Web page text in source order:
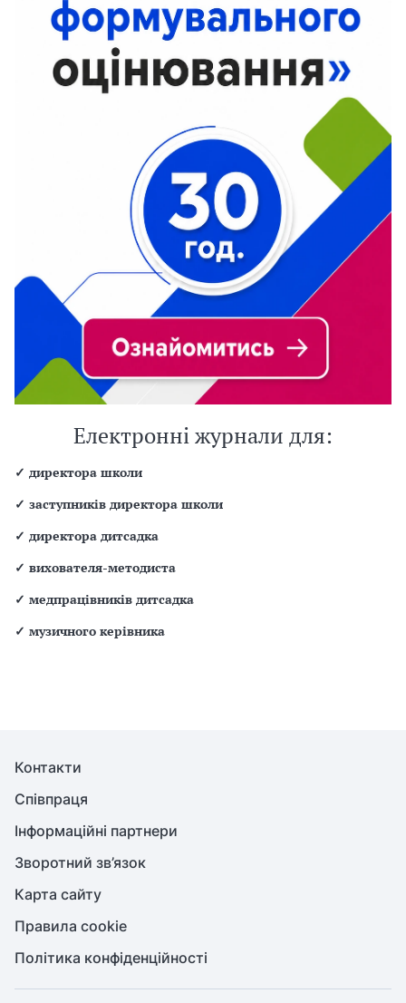
Електронні журнали для:
✓ директора школи
✓ заступників директора школи
✓ директора дитсадка
✓ вихователя-методиста
✓ медпрацівників дитсадка
✓ музичного керівника
Контакти
Співпраця
Інформаційні партнери
Зворотний зв’язок
Карта сайту
Правила cookie
Політика конфіденційності